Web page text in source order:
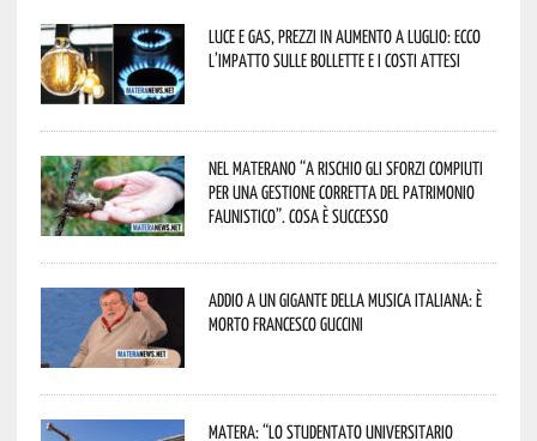
Luce e gas, prezzi in aumento a luglio: ecco
l’impatto sulle bollette e i costi attesi
Nel materano “a rischio gli sforzi compiuti
per una gestione corretta del patrimonio
faunistico”. Cosa è successo
Addio a un gigante della musica italiana: è
morto Francesco Guccini
Matera: “Lo studentato universitario